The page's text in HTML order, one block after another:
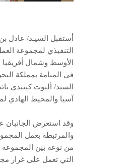
أستقبل السيـد/ عادل
التنفيذي لمجموعة
الأوسط وشمال
السيد/ أليوت كينيدي
آسيا والمحيط الهادي
وقد استعرض الجانبان
والمرتبطة بعمل
من نوعه بين المجموعة
التي تعمل على غرار